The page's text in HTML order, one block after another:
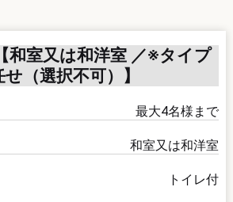
和室又は和洋室 ／※タイプ
（選択不可）】
最大4名様まで
和室又は和洋室
トイレ付